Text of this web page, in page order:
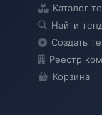
Каталог
Найти
Создать
Реестр
Корзина